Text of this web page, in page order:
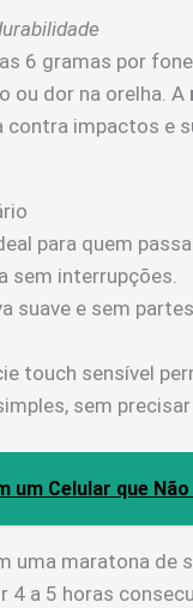
6 gramas por
ou dor na orelha. A
impactos e
para quem
sem interrupções.
suave e sem
touch sensível
sem
um Celular que
uma maratona de
4 a 5 horas